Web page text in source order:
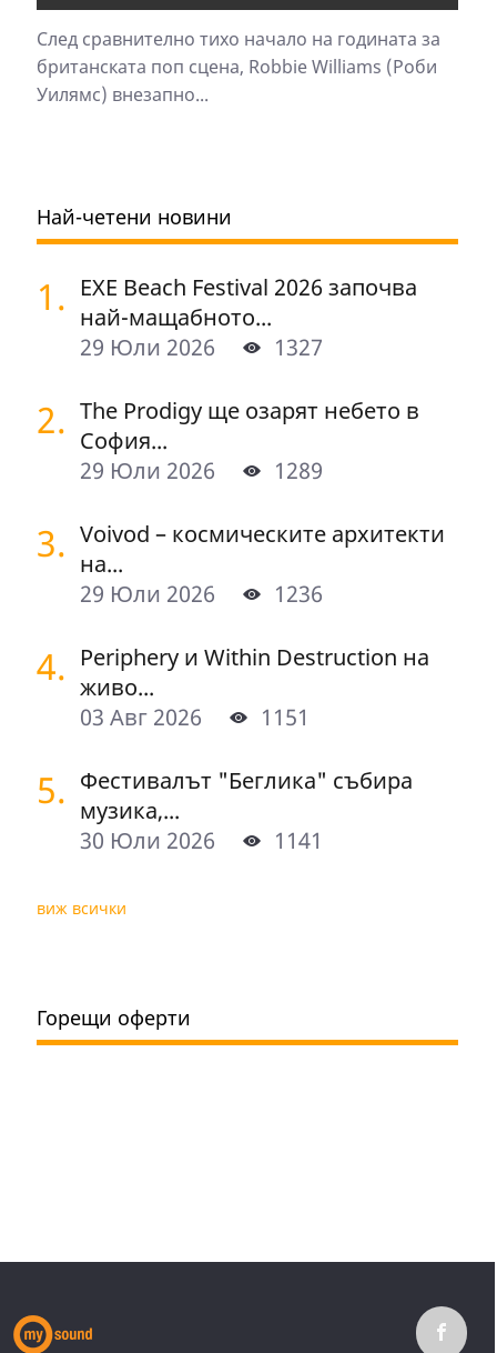
След сравнително тихо начало на годината за
британската поп сцена, Robbie Williams (Роби
Уилямс) внезапно...
Най-четени новини
1. EXE Beach Festival 2026 започва
най-мащабното...
29 Юли 2026
1327
2. The Prodigy ще озарят небето в
София...
29 Юли 2026
1289
3. Voivod – космическите архитекти
на...
29 Юли 2026
1236
4. Periphery и Within Destruction на
живо...
03 Авг 2026
1151
5. Фестивалът "Беглика" събира
музика,...
30 Юли 2026
1141
виж всички
Горещи оферти